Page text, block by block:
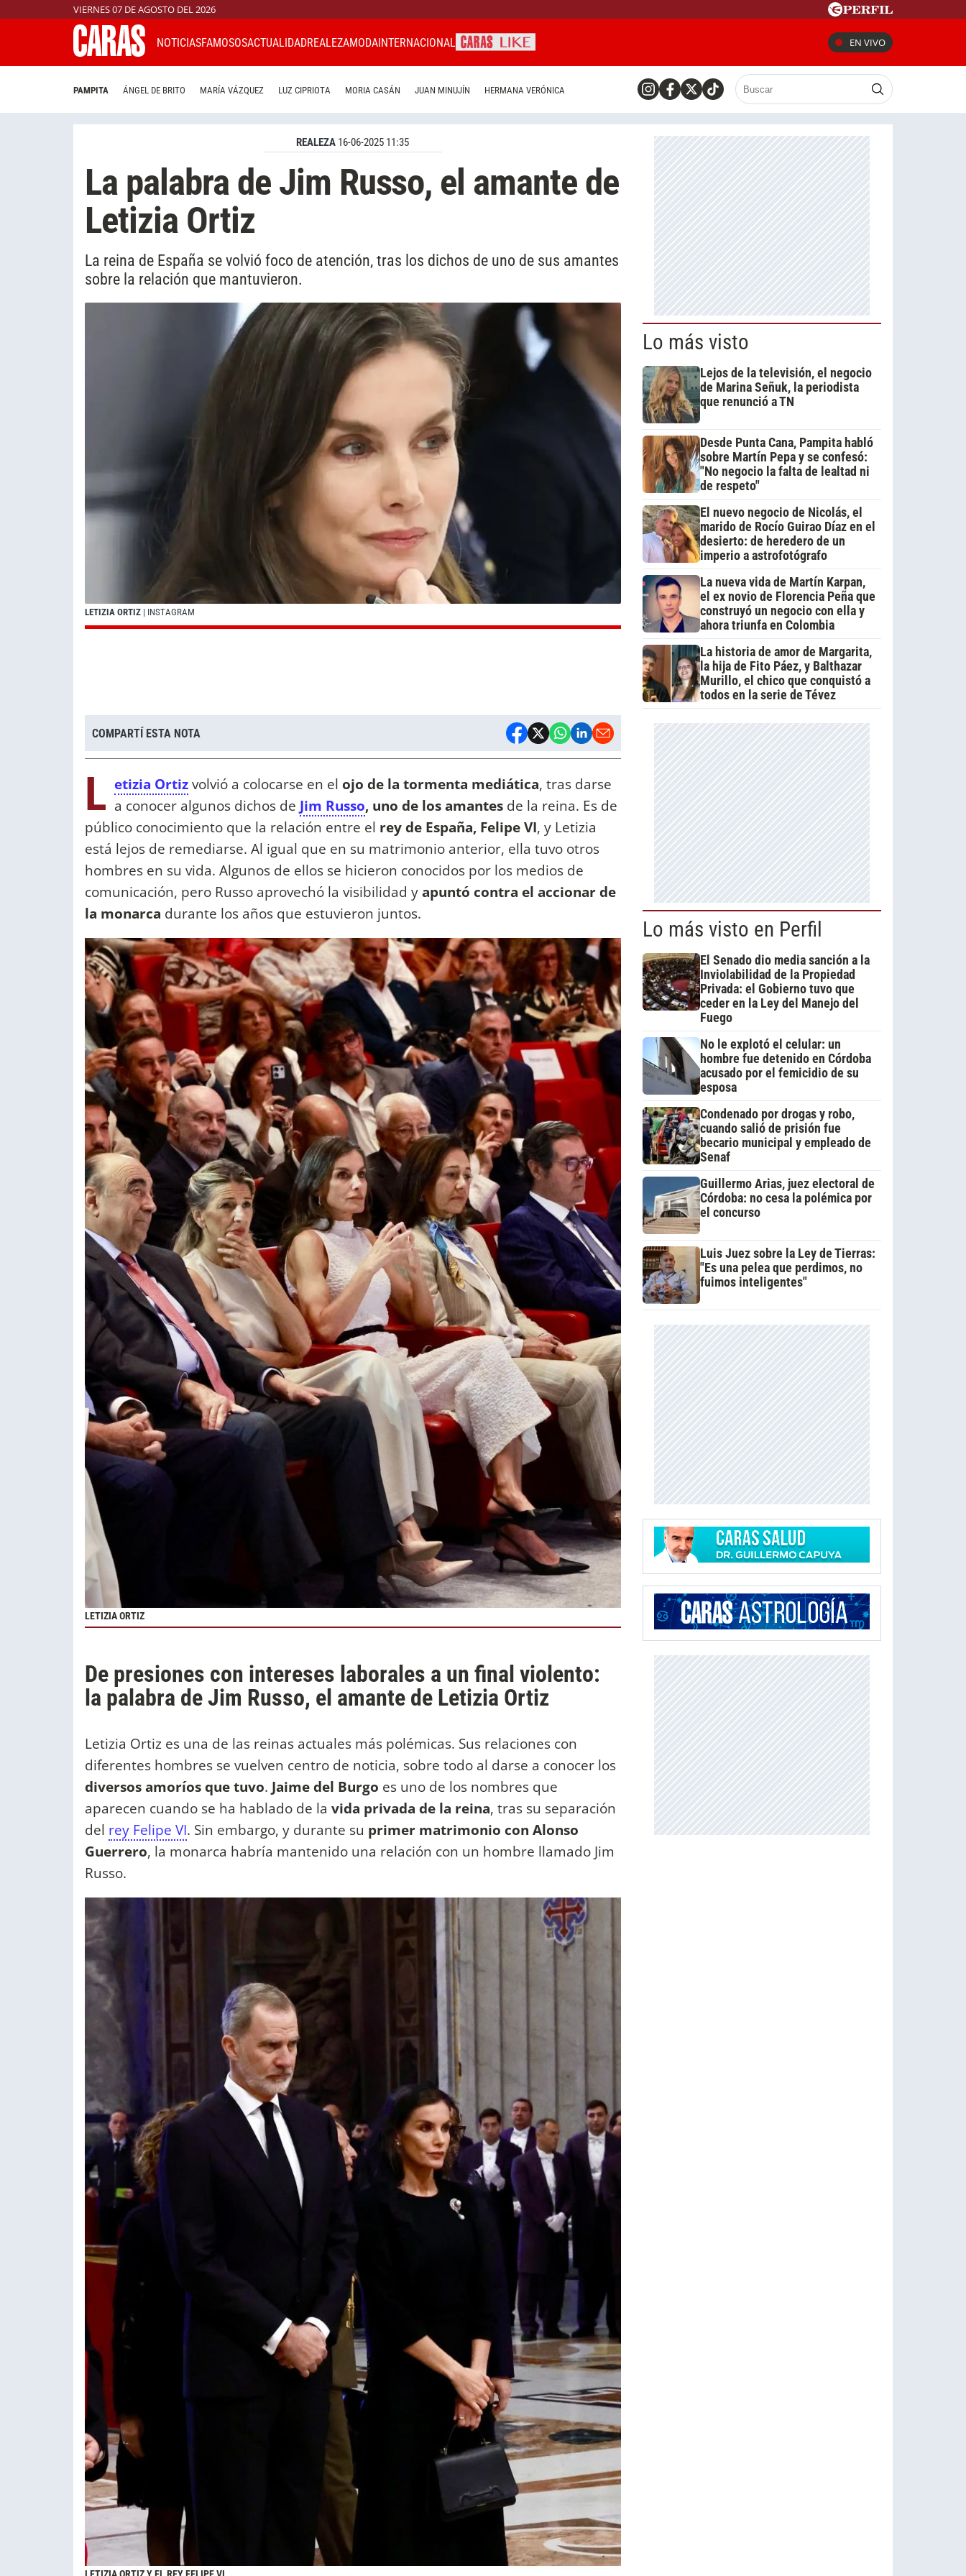
VIERNES 07 DE AGOSTO DEL 2026
NOTICIASFAMOSOSACTUALIDADREALEZAMODAINTERNACIONAL EN VIVO
PAMPITA ÁNGEL DE BRITO MARÍA VÁZQUEZ LUZ CIPRIOTA MORIA CASÁN JUAN MINUJÍN HERMANA VERÓNICA
REALEZA 16-06-2025 11:35
La palabra de Jim Russo, el amante de
Letizia Ortiz
La reina de España se volvió foco de atención, tras los dichos de uno de sus amantes
sobre la relación que mantuvieron.
LETIZIA ORTIZ | INSTAGRAM
COMPARTÍ ESTA NOTA
L etizia Ortizvolvió a colocarse en el ojo de la tormenta mediática, tras darse
a conocer algunos dichos de Jim Russo, uno de los amantes de la reina. Es de
público conocimiento que la relación entre el rey de España, Felipe VI, y Letizia
está lejos de remediarse. Al igual que en su matrimonio anterior, ella tuvo otros
hombres en su vida. Algunos de ellos se hicieron conocidos por los medios de
comunicación, pero Russo aprovechó la visibilidad yapuntó contra el accionar de
la monarca durante los años que estuvieron juntos.
LETIZIA ORTIZ
De presiones con intereses laborales a un final violento:
la palabra de Jim Russo, el amante de Letizia Ortiz
Letizia Ortiz es una de las reinas actuales más polémicas. Sus relaciones con
diferentes hombres se vuelven centro de noticia, sobre todo al darse a conocer los
diversos amoríos que tuvo. Jaime del Burgo es uno de los nombres que
aparecen cuando se ha hablado de la vida privada de la reina, tras su separación
del rey Felipe VI. Sin embargo, y durante su primer matrimonio con Alonso
Guerrero, la monarca habría mantenido una relación con un hombre llamado Jim
Russo.
Lo más visto
Lejos de la televisión, el negocio
de Marina Señuk, la periodista
que renunció a TN
Desde Punta Cana, Pampita habló
sobre Martín Pepa y se confesó:
"No negocio la falta de lealtad ni
de respeto"
El nuevo negocio de Nicolás, el
marido de Rocío Guirao Díaz en el
desierto: de heredero de un
imperio a astrofotógrafo
La nueva vida de Martín Karpan,
el ex novio de Florencia Peña que
construyó un negocio con ella y
ahora triunfa en Colombia
La historia de amor de Margarita,
la hija de Fito Páez, y Balthazar
Murillo, el chico que conquistó a
todos en la serie de Tévez
Lo más visto en Perfil
El Senado dio media sanción a la
Inviolabilidad de la Propiedad
Privada: el Gobierno tuvo que
ceder en la Ley del Manejo del
Fuego
No le explotó el celular: un
hombre fue detenido en Córdoba
acusado por el femicidio de su
esposa
Condenado por drogas y robo,
cuando salió de prisión fue
becario municipal y empleado de
Senaf
Guillermo Arias, juez electoral de
Córdoba: no cesa la polémica por
el concurso
Luis Juez sobre la Ley de Tierras:
"Es una pelea que perdimos, no
fuimos inteligentes"